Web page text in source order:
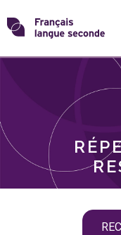
Skip
toTransformons
langue
THÈMES